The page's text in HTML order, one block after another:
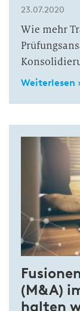
23.07.2020
Wie mehr
Weiterlesen
(M&A)
halten